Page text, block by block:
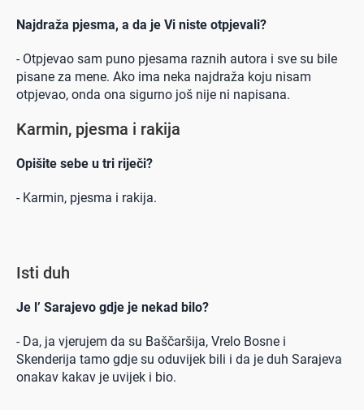
Najdraža pjesma, a da je Vi niste otpjevali?
- Otpjevao sam puno pjesama raznih autora i sve su bile
pisane za mene. Ako ima neka najdraža koju nisam
otpjevao, onda ona sigurno još nije ni napisana.
Karmin, pjesma i rakija
Opišite sebe u tri riječi?
- Karmin, pjesma i rakija.
Isti duh
Je l’ Sarajevo gdje je nekad bilo?
- Da, ja vjerujem da su Baščaršija, Vrelo Bosne i
Skenderija tamo gdje su oduvijek bili i da je duh Sarajeva
onakav kakav je uvijek i bio.